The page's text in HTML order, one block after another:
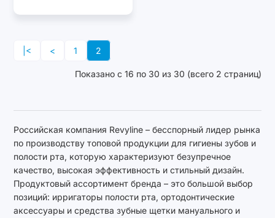
|< < 1 2
Показано с 16 по 30 из 30 (всего 2 страниц)
Российская компания Revyline – бесспорный лидер рынка
по производству топовой продукции для гигиены зубов и
полости рта, которую характеризуют безупречное
качество, высокая эффективность и стильный дизайн.
Продуктовый ассортимент бренда – это большой выбор
позиций: ирригаторы полости рта, ортодонтические
аксессуары и средства зубные щетки мануального и